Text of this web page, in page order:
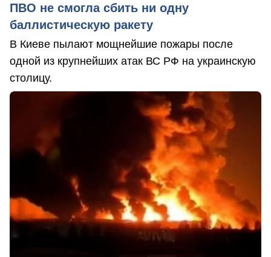
ПВО не смогла сбить ни одну
баллистическую ракету
В Киеве пылают мощнейшие пожары после
одной из крупнейших атак ВС РФ на украинскую
столицу.